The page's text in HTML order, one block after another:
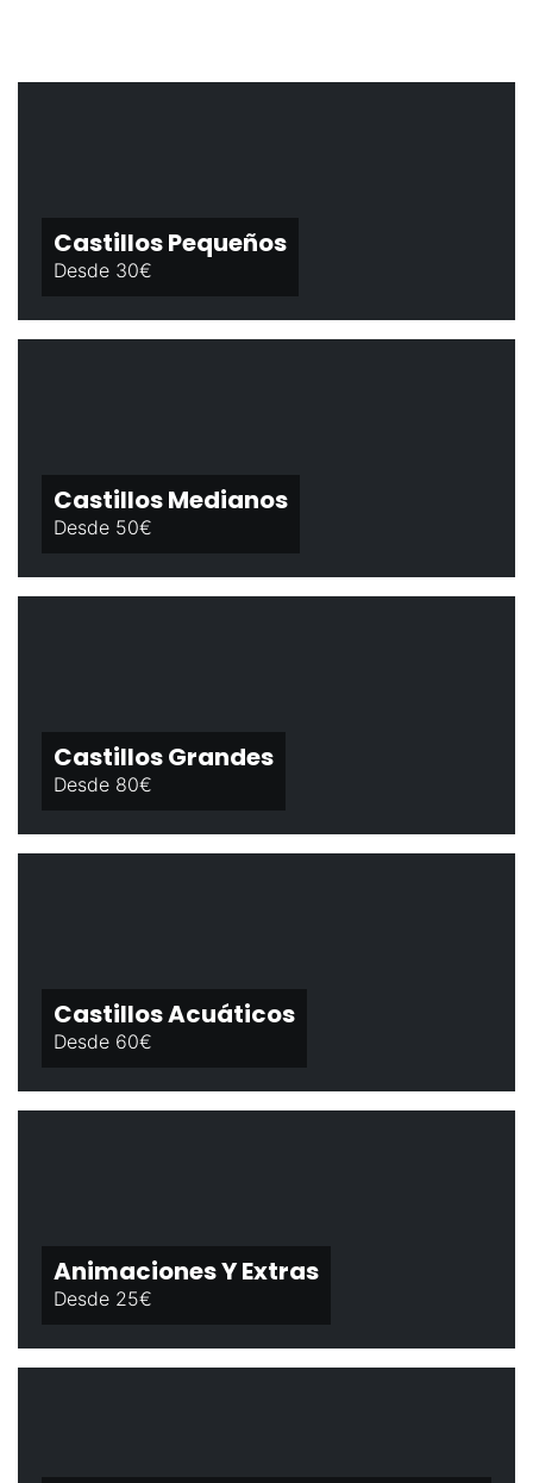
Castillos Pequeños
Desde 30€
Castillos Medianos
Desde 50€
Castillos Grandes
Desde 80€
Castillos Acuáticos
Desde 60€
Animaciones Y Extras
Desde 25€